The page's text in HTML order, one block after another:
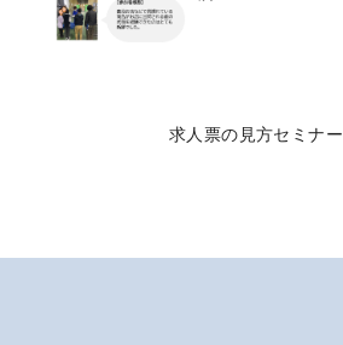
求人票の見方セミナー